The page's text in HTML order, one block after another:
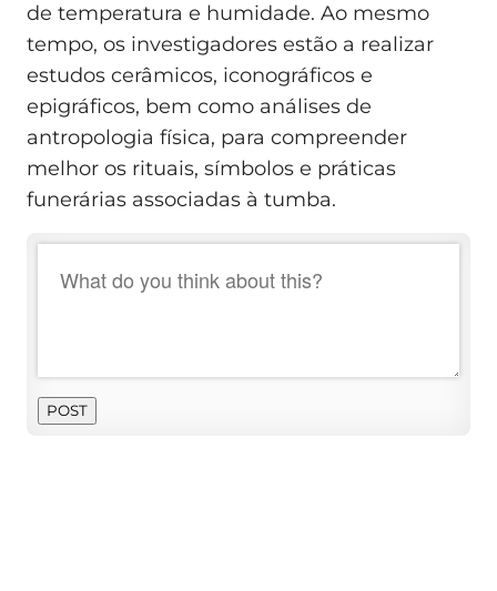
de temperatura e humidade. Ao mesmo
tempo, os investigadores estão a realizar
estudos cerâmicos, iconográficos e
epigráficos, bem como análises de
antropologia física, para compreender
melhor os rituais, símbolos e práticas
funerárias associadas à tumba.
POST